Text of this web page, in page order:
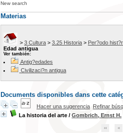
New search
Materias
> 3 Cultura > 3.25 Historia > Per?odo
Edad antigua
Ver también:
Antig?edades
Civilizaci?n antigua
Documents disponibles dans cette
Hacer una sugerencia Refinar
La historia del arte / Gombrich, Ernst H.